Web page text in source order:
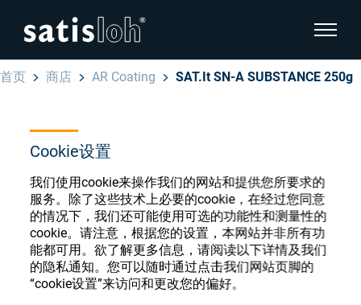
Cookie设置
我们使用cookie来操作我们的网站和提供您所要求的
服务。除了这些技术上必要的cookie，在经过您同意
的情况下，我们还可能使用可选的功能性和测量性的
cookie。请注意，根据您的设置，本网站并非所有功
能都可用。欲了解更多信息，请阅读以下详情及我们
的隐私通知。您可以随时通过点击我们网站页脚的
“cookie设置”来访问和更改您的偏好。
显示页
眼镜光学
精密光学
隐藏页面导航
English
Deutsch
Español
Français
首页 商店 AR Coating SAT.It SN-A SUBSTANCE 250g
眼镜光学耗材商店
注册或登录以访问您的帐户，并了解我们的各
种眼镜光学耗材